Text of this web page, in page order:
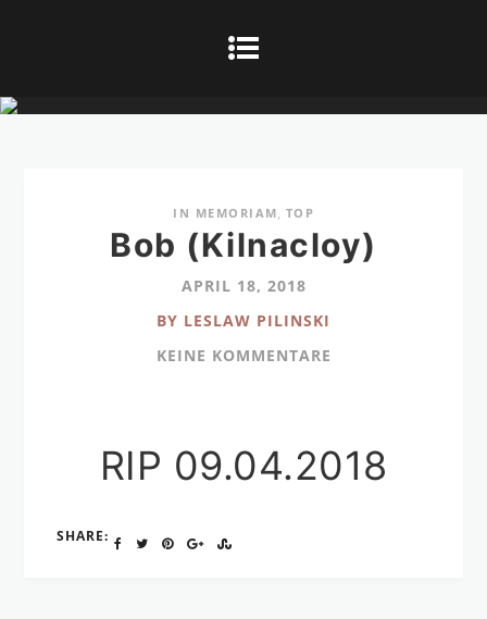
IN MEMORIAM TOP
Bob (Kilnacloy)
APRIL 18, 2018
BY LESLAW PILINSKI
KEINE KOMMENTARE
RIP 09.04.2018
SHARE: